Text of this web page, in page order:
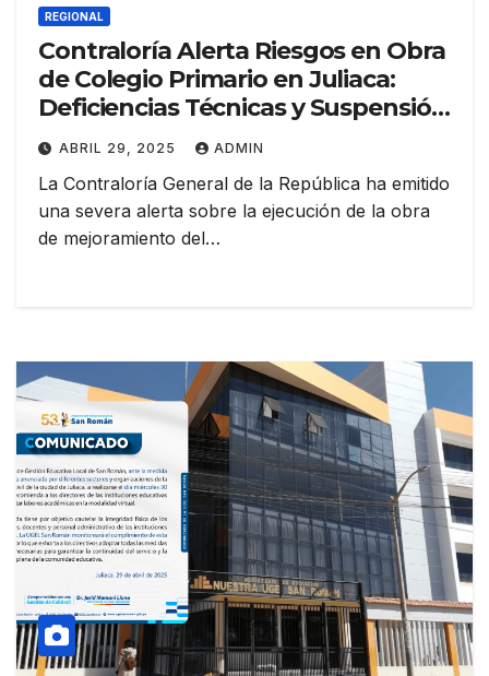
REGIONAL
Contraloría Alerta Riesgos en Obra
de Colegio Primario en Juliaca:
Deficiencias Técnicas y Suspensión
Injustificada
ABRIL 29, 2025 ADMIN
La Contraloría General de la República ha emitido
una severa alerta sobre la ejecución de la obra
de mejoramiento del…